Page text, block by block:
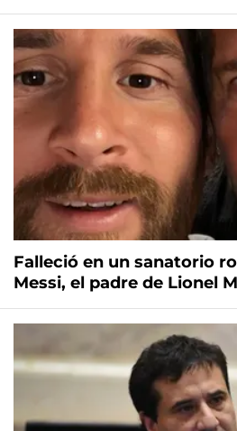
Falleció en un sanatorio
Messi, el padre de Lionel